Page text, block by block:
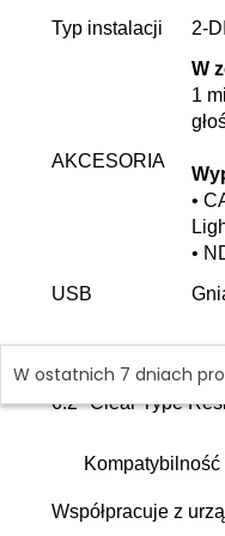
Typ instalacji 2-
AKCESORIA
W
1
•
•
USB
6.2" Clear Type
Współpracuje z
W ostatnich 7 dniach